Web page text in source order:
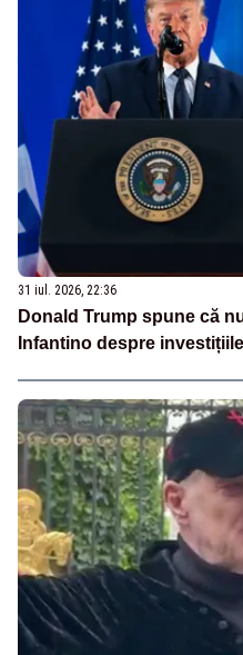
31 iul. 2026, 22:36
Donald Trump spune că
Infantino despre